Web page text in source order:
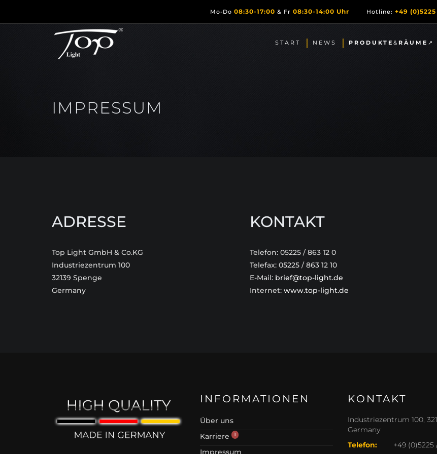
Mo-Do 08:30-17:00 & Fr 08:30-14:00 Uhr Hotline: +49
START NEWS PRODUKTE & RÄUME ↗
IMPRESSUM
ADRESSE
Top Light GmbH & Co.KG
Industriezentrum 100
32139 Spenge
Germany
KONTAKT
Telefon: 05225 / 863 12 0
Telefax: 05225 / 863 12 10
E-Mail: brief@top-light.de
Internet: www.top-light.de
INFORMATIONEN
Über uns
Karriere
1
Impressum
KONTAKT
Industriezentrum 100,
Germany
Telefon:
+49 (0)5225